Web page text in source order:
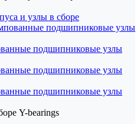
и узлы в сборе
подшипниковые узлы
подшипниковые узлы
подшипниковые узлы
подшипниковые узлы
Y-bearings